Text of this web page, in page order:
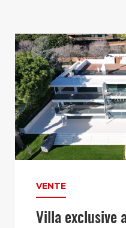
VENTE
Villa exclusive